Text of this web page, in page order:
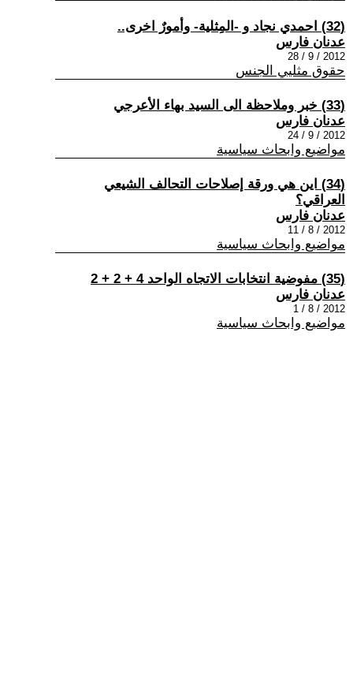
(32) احمدي نجاد و -المِثلية- وأمورٌ اخرى..
عدنان فارس
2012 / 9 / 28
حقوق مثليي الجنس
(33) خبر وملاحظة الى السيد بهاء الأعرجي
عدنان فارس
2012 / 9 / 24
مواضيع وابحاث سياسية
(34) اين هي ورقة إصلاحات التحالف الشيعي
العراقي؟
عدنان فارس
2012 / 8 / 11
مواضيع وابحاث سياسية
(35) مفوضية انتخابات الاتجاه الواحد 4 + 2 + 2
عدنان فارس
2012 / 8 / 1
مواضيع وابحاث سياسية